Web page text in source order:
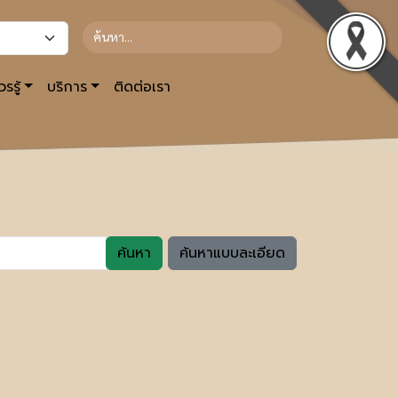
รรู้ บริการ ติดต่อเรา
ค้นหา ค้นหาแบบละเอียด